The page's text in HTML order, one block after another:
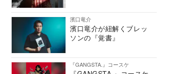
濱口竜介
濱口竜介が紐解くブレッ
ソンの『覚書』
『GANGSTA.』コースケ